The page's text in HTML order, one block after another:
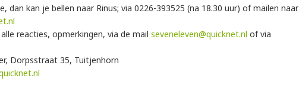
dan kan je bellen naar Rinus; via 0226-393525 (na 18.30 uur) of mailen naar
reacties, opmerkingen, via de mail seveneleven@quicknet.nl of via
Dorpsstraat 35, Tuitjenhorn